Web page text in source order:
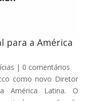
para a América
| 0 comentários
como novo Diretor
América Latina. O